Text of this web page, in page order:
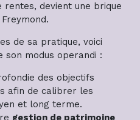
devient une brique
de sa pratique, voici
son modus operandi :
des objectifs
afin de calibrer les
et long terme.